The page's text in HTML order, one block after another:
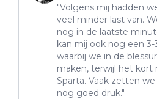
"Volgens mij hadden
veel minder last van.
nog in de laatste
kan mij ook nog een
waarbij we in de
maken, terwijl het kort
Sparta. Vaak zetten
nog goed druk."